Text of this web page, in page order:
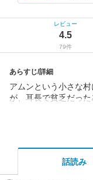
レビュー
4.5
79件
あらすじ/詳細
アムンという小さな
が、耳長で貧乏だっ
話読み